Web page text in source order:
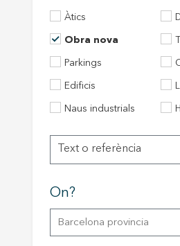
àtics
Obra nova
Parkings
Edificis
Naus industrials
On?
Barcelona provincia